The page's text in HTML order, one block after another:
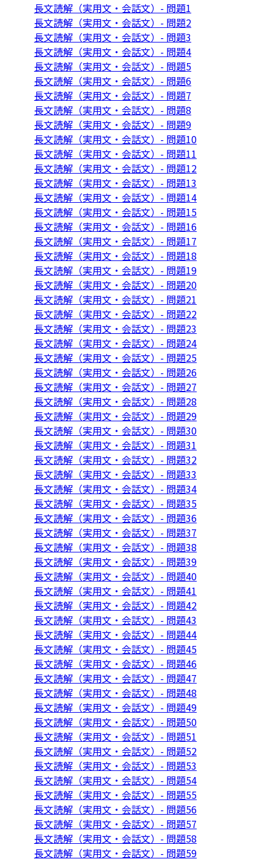
長文読解（実用文・会話文）- 問題1
長文読解（実用文・会話文）- 問題2
長文読解（実用文・会話文）- 問題3
長文読解（実用文・会話文）- 問題4
長文読解（実用文・会話文）- 問題5
長文読解（実用文・会話文）- 問題6
長文読解（実用文・会話文）- 問題7
長文読解（実用文・会話文）- 問題8
長文読解（実用文・会話文）- 問題9
長文読解（実用文・会話文）- 問題10
長文読解（実用文・会話文）- 問題11
長文読解（実用文・会話文）- 問題12
長文読解（実用文・会話文）- 問題13
長文読解（実用文・会話文）- 問題14
長文読解（実用文・会話文）- 問題15
長文読解（実用文・会話文）- 問題16
長文読解（実用文・会話文）- 問題17
長文読解（実用文・会話文）- 問題18
長文読解（実用文・会話文）- 問題19
長文読解（実用文・会話文）- 問題20
長文読解（実用文・会話文）- 問題21
長文読解（実用文・会話文）- 問題22
長文読解（実用文・会話文）- 問題23
長文読解（実用文・会話文）- 問題24
長文読解（実用文・会話文）- 問題25
長文読解（実用文・会話文）- 問題26
長文読解（実用文・会話文）- 問題27
長文読解（実用文・会話文）- 問題28
長文読解（実用文・会話文）- 問題29
長文読解（実用文・会話文）- 問題30
長文読解（実用文・会話文）- 問題31
長文読解（実用文・会話文）- 問題32
長文読解（実用文・会話文）- 問題33
長文読解（実用文・会話文）- 問題34
長文読解（実用文・会話文）- 問題35
長文読解（実用文・会話文）- 問題36
長文読解（実用文・会話文）- 問題37
長文読解（実用文・会話文）- 問題38
長文読解（実用文・会話文）- 問題39
長文読解（実用文・会話文）- 問題40
長文読解（実用文・会話文）- 問題41
長文読解（実用文・会話文）- 問題42
長文読解（実用文・会話文）- 問題43
長文読解（実用文・会話文）- 問題44
長文読解（実用文・会話文）- 問題45
長文読解（実用文・会話文）- 問題46
長文読解（実用文・会話文）- 問題47
長文読解（実用文・会話文）- 問題48
長文読解（実用文・会話文）- 問題49
長文読解（実用文・会話文）- 問題50
長文読解（実用文・会話文）- 問題51
長文読解（実用文・会話文）- 問題52
長文読解（実用文・会話文）- 問題53
長文読解（実用文・会話文）- 問題54
長文読解（実用文・会話文）- 問題55
長文読解（実用文・会話文）- 問題56
長文読解（実用文・会話文）- 問題57
長文読解（実用文・会話文）- 問題58
長文読解（実用文・会話文）- 問題59